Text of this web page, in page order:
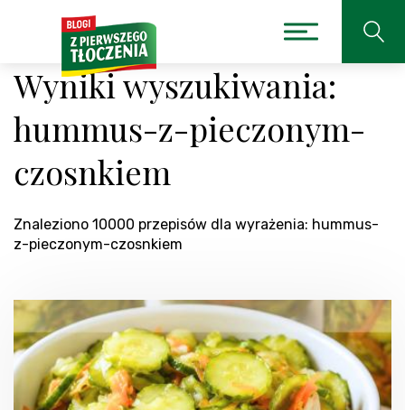
Wyniki wyszukiwania:
hummus-z-pieczonym-
czosnkiem
Znaleziono 10000 przepisów dla wyrażenia: hummus-
z-pieczonym-czosnkiem